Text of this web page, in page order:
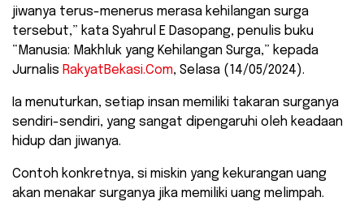
jiwanya terus-menerus merasa kehilangan surga
tersebut,” kata Syahrul E Dasopang, penulis buku
“Manusia: Makhluk yang Kehilangan Surga,” kepada
Jurnalis RakyatBekasi.Com, Selasa (14/05/2024).
Ia menuturkan, setiap insan memiliki takaran surganya
sendiri-sendiri, yang sangat dipengaruhi oleh keadaan
hidup dan jiwanya.
​Contoh konkretnya, si miskin yang kekurangan uang
akan menakar surganya jika memiliki uang melimpah.